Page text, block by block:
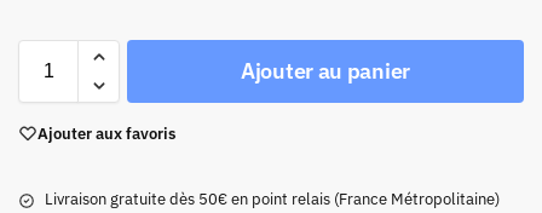
Ajouter au panier
Ajouter aux favoris
Livraison gratuite dès 50€ en point relais (France Métropolitaine)